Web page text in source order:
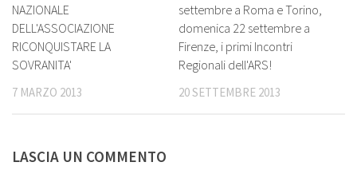
NAZIONALE
DELL'ASSOCIAZIONE
RICONQUISTARE LA
SOVRANITA'
7 MARZO 2013
settembre a Roma e Torino,
domenica 22 settembre a
Firenze, i primi Incontri
Regionali dell'ARS!
20 SETTEMBRE 2013
LASCIA UN COMMENTO